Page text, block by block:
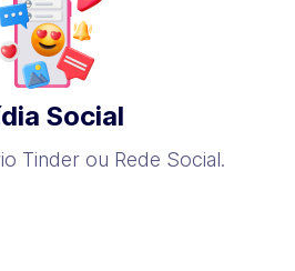
Social
Tinder ou Rede Social.